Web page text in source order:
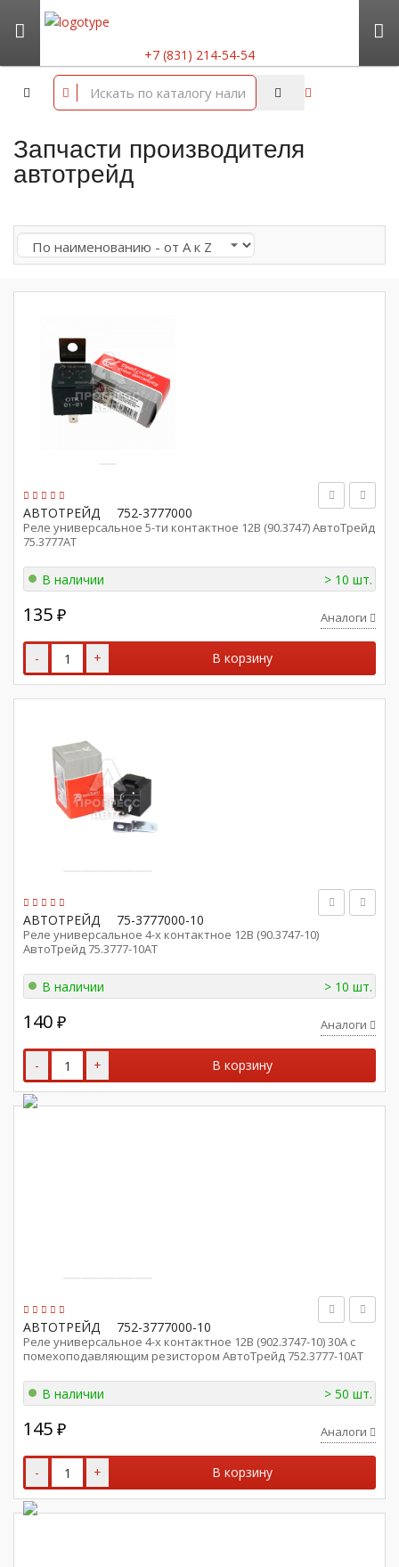
+7 (831) 214-54-54
Запчасти производителя
автотрейд
АВТОТРЕЙД 752-3777000
Реле универсальное 5-ти контактное 12В (90.3747) АвтоТрейд
75.3777АТ
В наличии > 10 шт.
135 ₽ Аналоги
- + В корзину
АВТОТРЕЙД 75-3777000-10
Реле универсальное 4-х контактное 12В (90.3747-10)
АвтоТрейд 75.3777-10АТ
В наличии > 10 шт.
140 ₽ Аналоги
- + В корзину
АВТОТРЕЙД 752-3777000-10
Реле универсальное 4-х контактное 12В (902.3747-10) 30А с
помехоподавляющим резистором АвтоТрейд 752.3777-10АТ
В наличии > 50 шт.
145 ₽ Аналоги
- + В корзину